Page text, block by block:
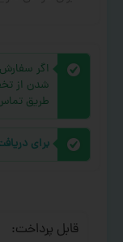
شدن از
طریق
برای
قابل پرداخت: